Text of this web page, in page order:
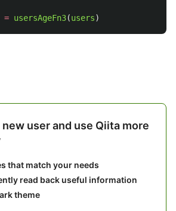
= usersAgeFn3(users)
new user and use Qiita more
that match your needs
read back useful information
theme